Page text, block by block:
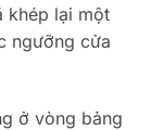
khép lại một
ngưỡng cửa
ở vòng bảng